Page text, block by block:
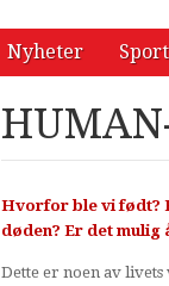
Nyheter Sport
Hvorfor ble vi født?
døden? Er det mulig
Dette er noen av